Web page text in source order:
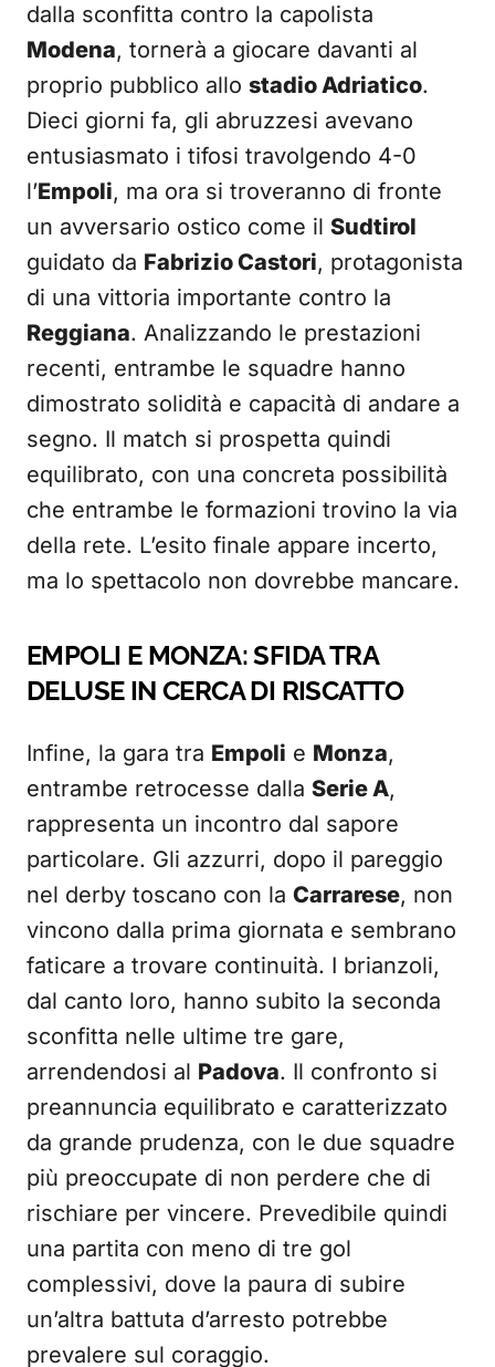
dalla sconfitta contro la capolista
Modena, tornerà a giocare davanti al
proprio pubblico allo stadio Adriatico.
Dieci giorni fa, gli abruzzesi avevano
entusiasmato i tifosi travolgendo 4-0
l’Empoli, ma ora si troveranno di fronte
un avversario ostico come il Sudtirol
guidato da Fabrizio Castori, protagonista
di una vittoria importante contro la
Reggiana. Analizzando le prestazioni
recenti, entrambe le squadre hanno
dimostrato solidità e capacità di andare a
segno. Il match si prospetta quindi
equilibrato, con una concreta possibilità
che entrambe le formazioni trovino la via
della rete. L’esito finale appare incerto,
ma lo spettacolo non dovrebbe mancare.
EMPOLI E MONZA: SFIDA TRA
DELUSE IN CERCA DI RISCATTO
Infine, la gara tra Empoli e Monza,
entrambe retrocesse dalla Serie A,
rappresenta un incontro dal sapore
particolare. Gli azzurri, dopo il pareggio
nel derby toscano con la Carrarese, non
vincono dalla prima giornata e sembrano
faticare a trovare continuità. I brianzoli,
dal canto loro, hanno subito la seconda
sconfitta nelle ultime tre gare,
arrendendosi al Padova. Il confronto si
preannuncia equilibrato e caratterizzato
da grande prudenza, con le due squadre
più preoccupate di non perdere che di
rischiare per vincere. Prevedibile quindi
una partita con meno di tre gol
complessivi, dove la paura di subire
un’altra battuta d’arresto potrebbe
prevalere sul coraggio.